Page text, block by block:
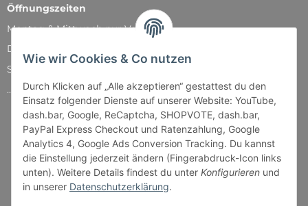
Wie wir Cookies & Co nutzen
Durch Klicken auf „Alle akzeptieren“ gestattest du den
Einsatz folgender Dienste auf unserer Website: YouTube,
dash.bar, Google, ReCaptcha, SHOPVOTE, dash.bar,
PayPal Express Checkout und Ratenzahlung, Google
Analytics 4, Google Ads Conversion Tracking. Du kannst
die Einstellung jederzeit ändern (Fingerabdruck-Icon links
unten). Weitere Details findest du unter Konfigurieren und
in unserer Datenschutzerklärung.
Öffnungszeiten
Montag & Mittwoch nur Versand
Dienstag, Donnerstag und Freitag: 11:00 - 18:30 Uhr
Samstag: 11:00 - 14:00 Uhr
...und natürlich während unserer Events